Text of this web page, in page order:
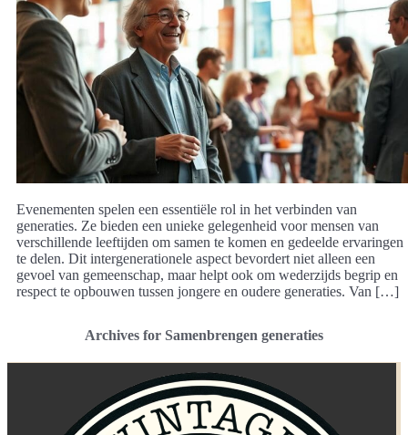
Evenementen spelen een essentiële rol in het verbinden van
generaties. Ze bieden een unieke gelegenheid voor mensen van
verschillende leeftijden om samen te komen en gedeelde ervaringen
te delen. Dit intergenerationele aspect bevordert niet alleen een
gevoel van gemeenschap, maar helpt ook om wederzijds begrip en
respect te opbouwen tussen jongere en oudere generaties. Van […]
Archives for Samenbrengen generaties